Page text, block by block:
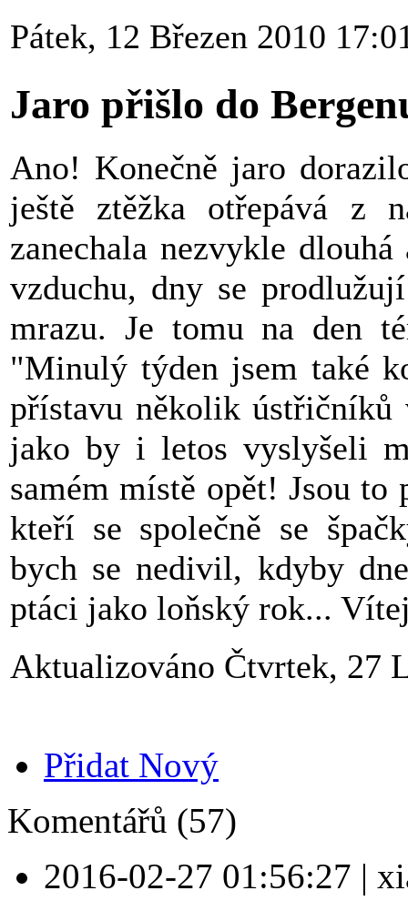
Pátek, 12 Březen 2010
Jaro přišlo do
Ano! Konečně jaro
ještě ztěžka otřepává z
zanechala nezvykle
vzduchu, dny se
mrazu. Je tomu na den
"Minulý týden jsem také
přístavu několik
jako by i letos vyslyšeli
samém místě opět! Jsou
kteří se společně se
bych se nedivil, kdyby
ptáci jako loňský rok...
Aktualizováno Čtvrtek, 27
Přidat Nový
Komentářů (57)
2016-02-27 01:56:27 |